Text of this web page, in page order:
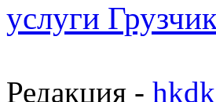
услуги
Редакция -